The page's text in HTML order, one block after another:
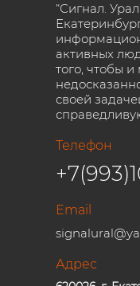
“Сигнал.
активных
того, чтобы
своей
Телефон
Email
Адрес